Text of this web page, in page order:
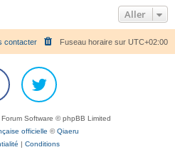
h
e
r
Aller
Fuseau horaire sur UTC+02:00
contacter
Software © phpBB Limited
officielle ©Qiaeru
| Conditions